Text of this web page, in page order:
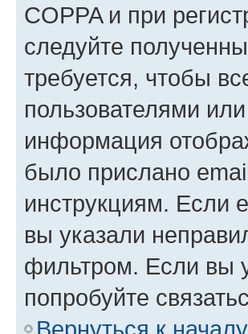
COPPA и при
следуйте
требуется, чтобы
пользователями
информация
было прислано
инструкциям. Если
вы указали
фильтром. Если вы
попробуйте
Вернуться к началу